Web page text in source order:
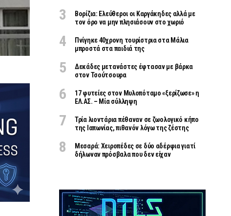
Βορίζια: Ελεύθεροι οι Καργάκηδες αλλά με
τον όρο να μην πλησιάσουν στο χωριό
Πνίγηκε 40χρονη τουρίστρια στα Μάλια
μπροστά στα παιδιά της
Δεκάδες μετανάστες έφτασαν με βάρκα
στον Τσούτσουρα
17 φυτείες στον Μυλοπόταμο «ξερίζωσε» η
ΕΛ.ΑΣ. – Μία σύλληψη
Τρία λιοντάρια πέθαναν σε ζωολογικό κήπο
της Ιαπωνίας, πιθανόν λόγω της ζέστης
Μεσαρά: Χειροπέδες σε δύο αδέρφια γιατί
δήλωναν πρόσβαλα που δεν είχαν